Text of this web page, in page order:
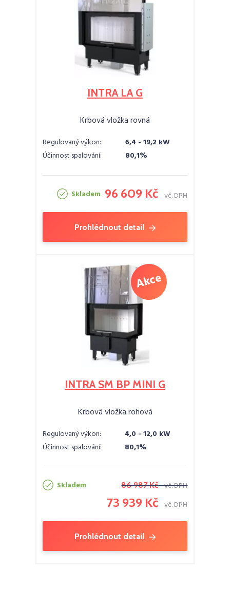
INTRA LA G
Krbová vložka rovná
Regulovaný výkon:
6,4 - 19,2 kW
Účinnost spalování:
80,1%
Skladem 96 609 Kč vč. DPH
Prohlédnout detail
INTRA SM BP MINI G
Krbová vložka rohová
Regulovaný výkon:
4,0 - 12,0 kW
Účinnost spalování:
80,1%
Skladem 86 987 Kč vč. DPH
73 939 Kč vč. DPH
Prohlédnout detail